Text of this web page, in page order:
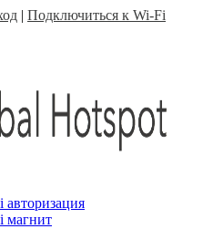
| Подключиться к Wi-Fi
авторизация
магнит